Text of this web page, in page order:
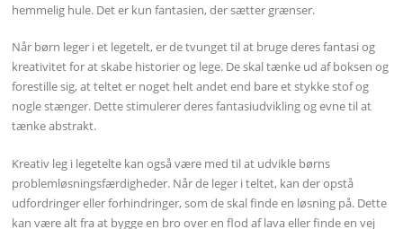
hemmelig hule. Det er kun fantasien, der sætter grænser.
Når børn leger i et legetelt, er de tvunget til at bruge deres fantasi og
kreativitet for at skabe historier og lege. De skal tænke ud af boksen og
forestille sig, at teltet er noget helt andet end bare et stykke stof og
nogle stænger. Dette stimulerer deres fantasiudvikling og evne til at
tænke abstrakt.
Kreativ leg i legetelte kan også være med til at udvikle børns
problemløsningsfærdigheder. Når de leger i teltet, kan der opstå
udfordringer eller forhindringer, som de skal finde en løsning på. Dette
kan være alt fra at bygge en bro over en flod af lava eller finde en vej